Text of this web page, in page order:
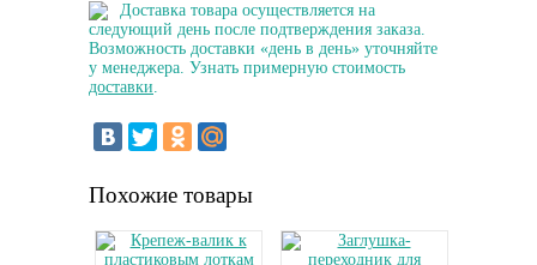
Доставка товара осуществляется на
следующий день после подтверждения заказа.
Возможность доставки «день в день» уточняйте
у менеджера. Узнать примерную стоимость
доставки.
Похожие товары